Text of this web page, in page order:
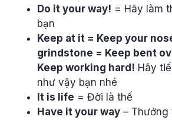
Do it your way! = Hãy làm
bạn
Keep at it = Keep your
grindstone = Keep bent
Keep working hard! Hãy
như vậy bạn nhé
It is life = Đời là thế
Have it your way –